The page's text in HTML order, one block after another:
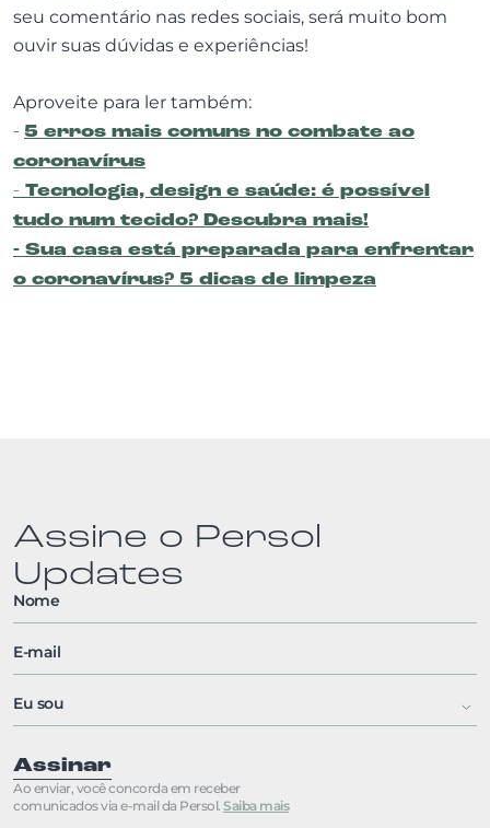
seu comentário nas redes sociais, será muito bom
ouvir suas dúvidas e experiências!
Aproveite para ler também:
- 5 erros mais comuns no combate ao
coronavírus
- Tecnologia, design e saúde: é possível
tudo num tecido? Descubra mais!
- Sua casa está preparada para enfrentar
o coronavírus? 5 dicas de limpeza
Assine o Persol
Updates
Assinar
Ao enviar, você concorda em receber
comunicados via e-mail da Persol. Saiba mais